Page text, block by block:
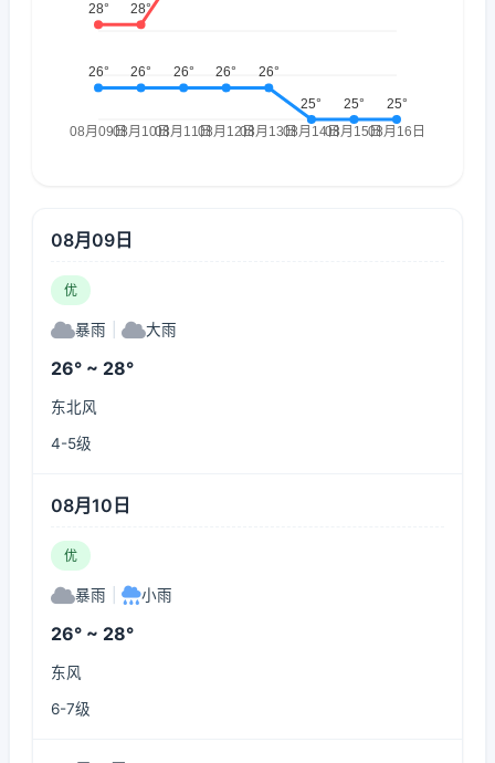
08月09日
优
暴雨 大雨
26° ~ 28°
东北风
4-5级
08月10日
优
暴雨 小雨
26° ~ 28°
东风
6-7级